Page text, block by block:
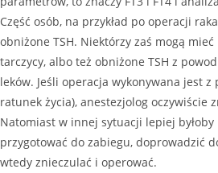
Część osób, na przykład po operacji
obniżone TSH. Niektórzy zaś mogą
tarczycy, albo też obniżone TSH z
leków. Jeśli operacja wykonywana jest
ratunek życia), anestezjolog oczywiście
Natomiast w innej sytuacji lepiej
przygotować do zabiegu, doprowadzić
wtedy znieczulać i operować.